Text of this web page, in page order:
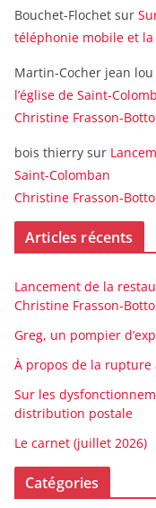
Bouchet-Flochet sur
téléphonie mobile et
Martin-Cocher jean lou
l’église de Saint-
Christine Frasson-
bois thierry sur
Saint-Colomban
Christine Frasson-
Articles récents
Lancement de la
Christine Frasson-
Greg, un pompier
À propos de la rupture
Sur les
distribution postale
Le carnet (juillet 2026)
Catégories